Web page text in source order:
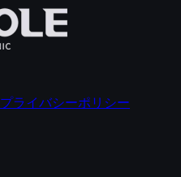
プライバシーポリシー